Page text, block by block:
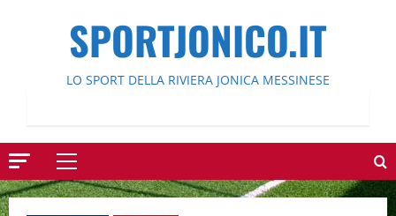
SPORTJONICO.IT
LO SPORT DELLA RIVIERA JONICA MESSINESE
Menu
principale